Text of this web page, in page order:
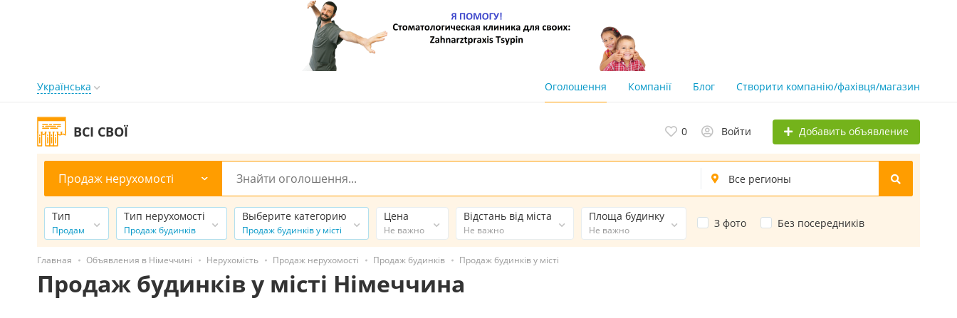
Українська Оголошення Компанії Блог Створити компанію/фахівця/магазин
ВСІ СВОЇ 0 Войти Добавить объявление
Продаж нерухомості
Тип
Продам
Тип нерухомості
Продаж будинків
Выберите категорию
Продаж будинків у місті
Цена
Не важно
Відстань від міста
Не важно
Площа будинку
Не важно
З фото Без посередників
Главная Объявления в Німеччині Нерухомість Продаж нерухомості Продаж будинків Продаж будинків у місті
Продаж будинків у місті Німеччина